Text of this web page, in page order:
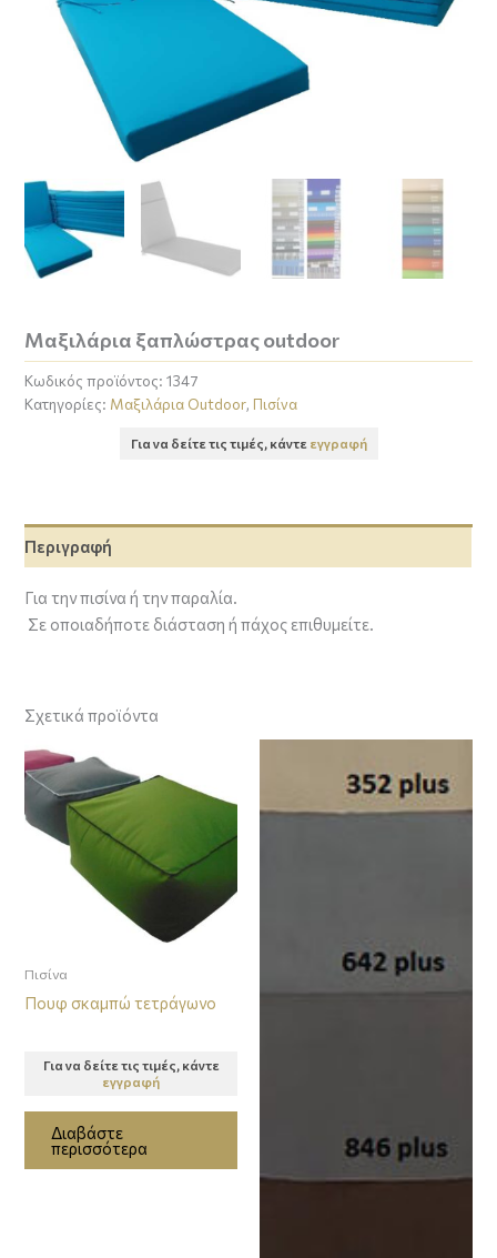
Μαξιλάρια ξαπλώστρας outdoor
Κωδικός προϊόντος:1347
Κατηγορίες: Μαξιλάρια Outdoor, Πισίνα
Για να δείτε τις τιμές, κάντε εγγραφή
Περιγραφή
Για την πισίνα ή την παραλία.
Σε οποιαδήποτε διάσταση ή πάχος επιθυμείτε.
Σχετικά προϊόντα
Πισίνα
Πουφ σκαμπώ τετράγωνο
Για να δείτε τις τιμές, κάντε
εγγραφή
Διαβάστε
περισσότερα